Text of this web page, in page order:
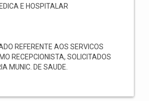
E HOSPITALAR
REFERENTE AOS SERVICOS
RECEPCIONISTA, SOLICITADOS
MUNIC. DE SAUDE.